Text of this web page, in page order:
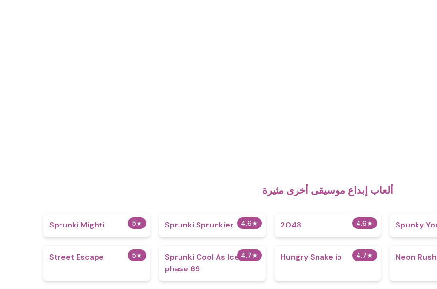
ألعاب إبداع موسيقى أخرى مثيرة
5★
Sprunki Mighti 4.6★
Sprunki Sprunkier 4.6★
2048 Spunky
5★
Street Escape 4.7★
Sprunki Cool As Ice
phase 69
4.7★
Hungry Snake io Neon Rush